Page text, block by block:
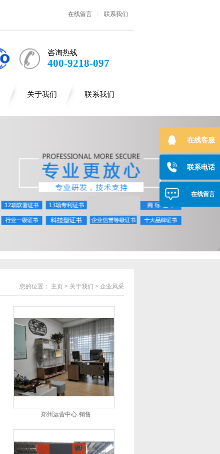
在线留言 联系我们
咨询热线
400-9218-097
关于我们 联系我们
您的位置： 主页 > 关于我们 > 企业风采
郑州运营中心-销售
在线客服
联系电话
在线留言